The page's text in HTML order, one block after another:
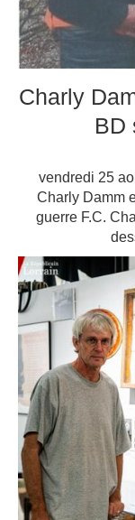
Charly
BD
vendredi 25
Charly Damm
guerre F.C.